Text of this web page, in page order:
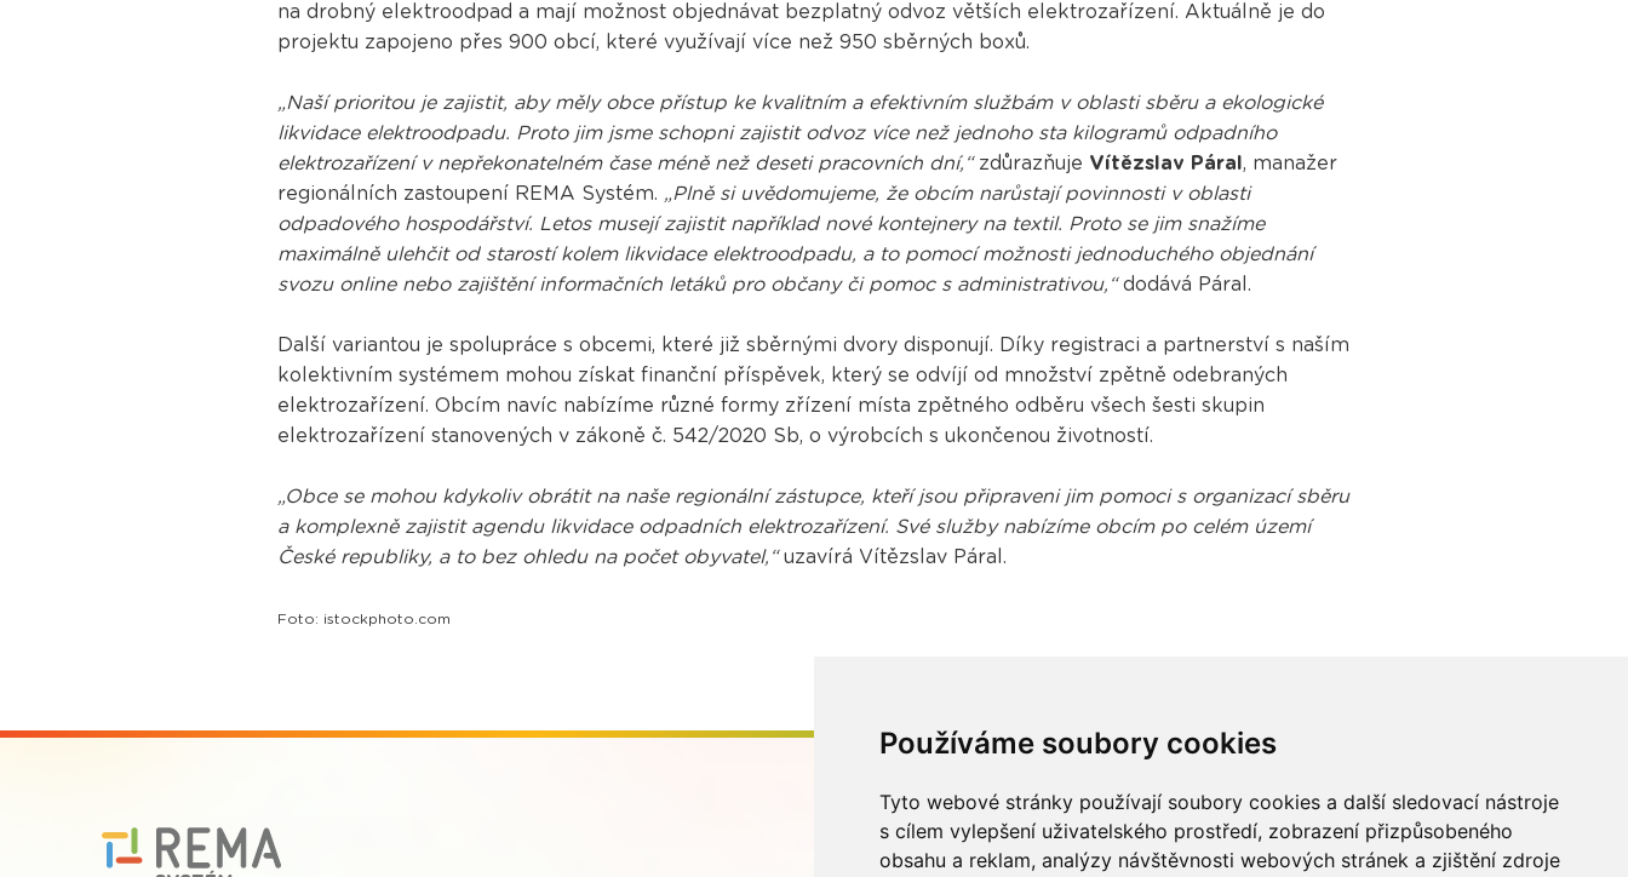
Používáme soubory cookies
Tyto webové stránky používají soubory cookies a další sledovací nástroje
s cílem vylepšení uživatelského prostředí, zobrazení přizpůsobeného
obsahu a reklam, analýzy návštěvnosti webových stránek a zjištění zdroje
na drobný elektroodpad a mají možnost objednávat bezplatný odvoz větších elektrozařízení. Aktuálně je do
projektu zapojeno přes 900 obcí, které využívají více než 950 sběrných boxů.
„Naší prioritou je zajistit, aby měly obce přístup ke kvalitním a efektivním službám v oblasti sběru a ekologické
likvidace elektroodpadu. Proto jim jsme schopni zajistit odvoz více než jednoho sta kilogramů odpadního
elektrozařízení v nepřekonatelném čase méně než deseti pracovních dní,“zdůrazňuje Vítězslav Páral, manažer
regionálních zastoupení REMA Systém. „Plně si uvědomujeme, že obcím narůstají povinnosti v oblasti
odpadového hospodářství. Letos musejí zajistit například nové kontejnery na textil. Proto se jim snažíme
maximálně ulehčit od starostí kolem likvidace elektroodpadu, a to pomocí možnosti jednoduchého objednání
svozu online nebo zajištění informačních letáků pro občany či pomoc s administrativou,“dodává Páral.
Další variantou je spolupráce s obcemi, které již sběrnými dvory disponují. Díky registraci a partnerství s naším
kolektivním systémem mohou získat finanční příspěvek, který se odvíjí od množství zpětně odebraných
elektrozařízení. Obcím navíc nabízíme různé formy zřízení místa zpětného odběru všech šesti skupin
elektrozařízení stanovených v zákoně č. 542/2020 Sb, o výrobcích s ukončenou životností.
„Obce se mohou kdykoliv obrátit na naše regionální zástupce, kteří jsou připraveni jim pomoci s organizací sběru
a komplexně zajistit agendu likvidace odpadních elektrozařízení. Své služby nabízíme obcím po celém území
České republiky, a to bez ohledu na počet obyvatel,“uzavírá Vítězslav Páral.
Foto: istockphoto.com
Buďme ve spojení